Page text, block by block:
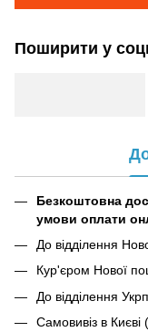
Поширити у
Безкоштовна
умови оплати
До відділення
Кур'єром Нової
До відділення
Самовивіз в